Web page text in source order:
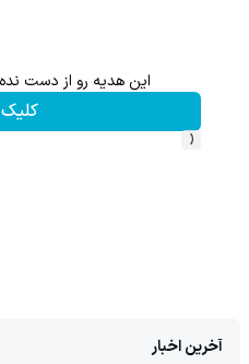
این هدیه رو از دست
‹
آخرین اخبار